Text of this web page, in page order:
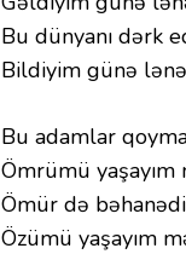
Bu dünyanı dərk
Bildiyim günə
Bu adamlar
Ömrümü yaşayım
Ömür də
Özümü yaşayım